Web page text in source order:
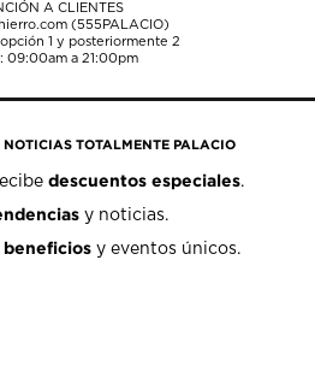
A CLIENTES
(555PALACIO)
1 y posteriormente 2
09:00am a 21:00pm
TOTALMENTE PALACIO
descuentos especiales.
y noticias.
beneficios y eventos únicos.